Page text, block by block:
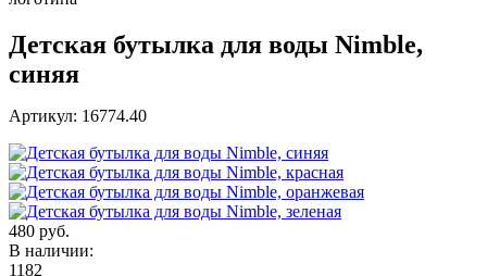
Детская бутылка для воды Nimble,
синяя
Артикул: 16774.40
480 руб.
В наличии:
1182